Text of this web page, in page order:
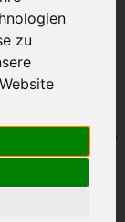
zuKette
In den
HS